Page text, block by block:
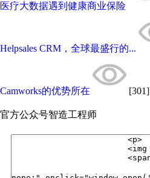
医疗大数据遇到健康商业保险
Helpsales CRM，全球最盛行的...
Camworks的优势所在 [301]
官方公众号智造工程师